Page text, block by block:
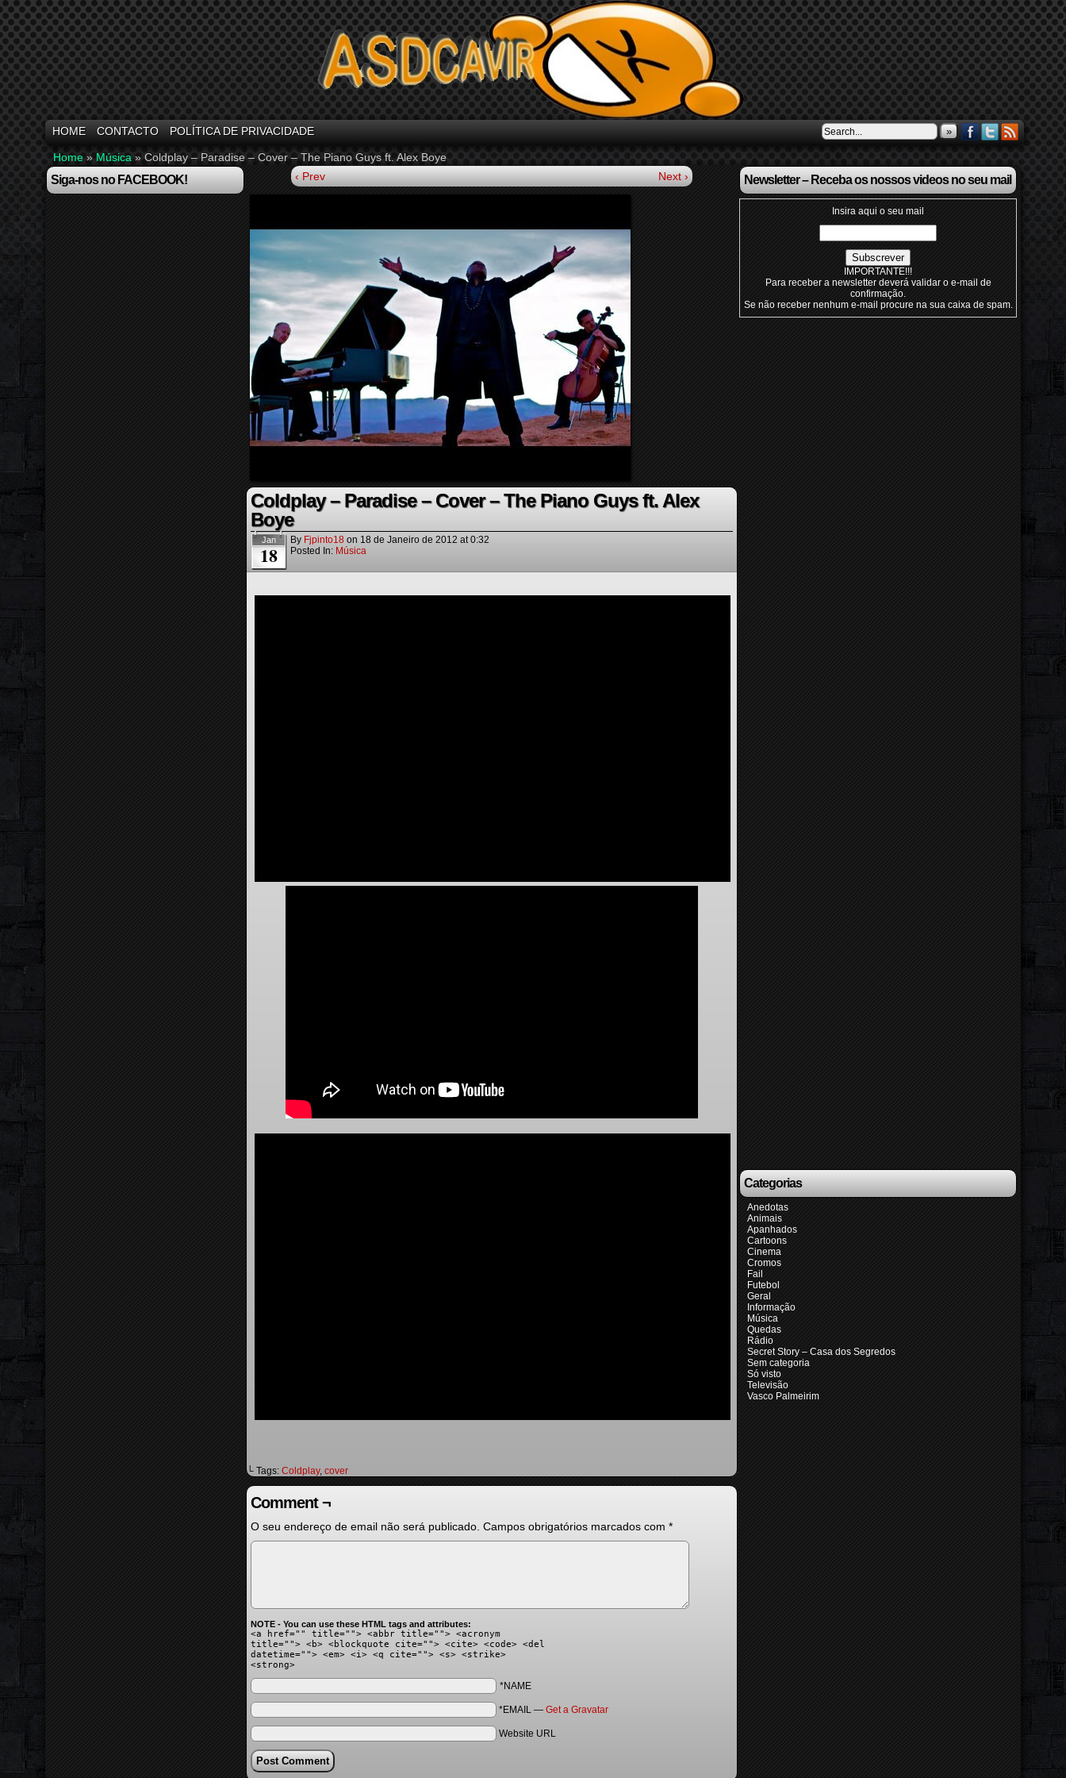
HOME CONTACTO POLÍTICA DE PRIVACIDADE »
Home » Música » Coldplay – Paradise – Cover – The Piano Guys ft. Alex Boye
Siga-nos no FACEBOOK! ‹ Prev Next ›
Coldplay – Paradise – Cover – The Piano Guys ft. Alex
Boye
Jan
18
By Fjpinto18 on 18 de Janeiro de 2012 at0:32
Posted In: Música
└ Tags: Coldplay, cover
Comment ¬
O seu endereço de email não será publicado. Campos obrigatórios marcados com *
NOTE - You can use these HTML tags and attributes:
<a href="" title=""> <abbr title=""> <acronym
title=""> <b> <blockquote cite=""> <cite> <code> <del
datetime=""> <em> <i> <q cite=""> <s> <strike>
<strong>
*NAME
*EMAIL — Get a Gravatar
Website URL
Newsletter – Receba os nossos videos no seu mail
Insira aqui o seu mail
IMPORTANTE!!!
Para receber a newsletter deverá validar o e-mail de
confirmação.
Se não receber nenhum e-mail procure na sua caixa de spam.
Categorias
Anedotas
Animais
Apanhados
Cartoons
Cinema
Cromos
Fail
Futebol
Geral
Informação
Música
Quedas
Rádio
Secret Story – Casa dos Segredos
Sem categoria
Só visto
Televisão
Vasco Palmeirim